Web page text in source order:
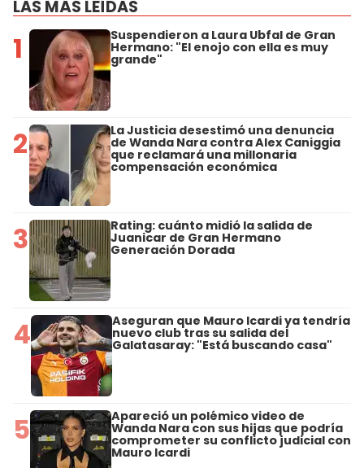
LAS MÁS LEÍDAS
1 Suspendieron a Laura Ubfal de Gran
Hermano: "El enojo con ella es muy
grande"
2 La Justicia desestimó una denuncia
de Wanda Nara contra Alex Caniggia
que reclamará una millonaria
compensación económica
3 Rating: cuánto midió la salida de
Juanicar de Gran Hermano
Generación Dorada
4 Aseguran que Mauro Icardi ya tendría
nuevo club tras su salida del
Galatasaray: "Está buscando casa"
5 Apareció un polémico video de
Wanda Nara con sus hijas que podría
comprometer su conflicto judicial con
Mauro Icardi